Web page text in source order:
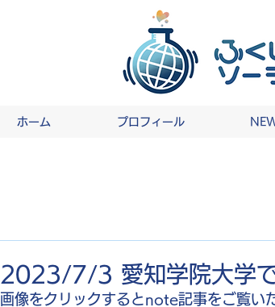
ホーム プロフィール
2023/7/3 愛知学院大学で
画像をクリックするとnote記事をご覧い